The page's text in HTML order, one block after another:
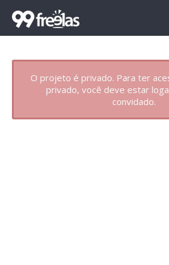
O projeto é privado. Para ter
privado, você deve estar
convidado.